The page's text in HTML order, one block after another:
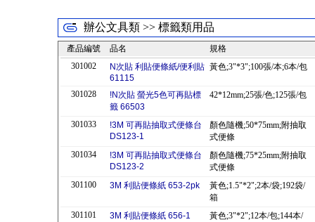
辦公文具類 >> 標籤類用品
產品編號 品名
規格
301002
N次貼 利貼便條紙/便利貼
61115
黃色;3"*3";100張/本;6本/包
301028
!N次貼 螢光5色可再貼標
籤 66503
42*12mm;25張/色;125張/包
301033
!3M 可再貼抽取式便條台
DS123-1
顏色隨機;50*75mm;附抽取
式便條
301034
!3M 可再貼抽取式便條台
DS123-2
顏色隨機;75*25mm;附抽取
式便條
301100
3M 利貼便條紙 653-2pk
黃色;1.5"*2";2本/袋;192袋/
箱
301101
3M 利貼便條紙 656-1
黃色;3"*2";12本/包;144本/